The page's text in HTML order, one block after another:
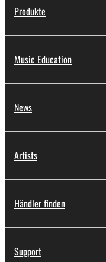
Produkte
Music Education
News
Artists
Händler finden
Support